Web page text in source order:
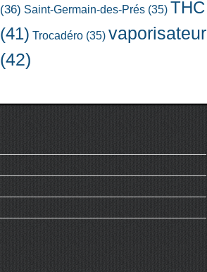
(36) Saint-Germain-des-Prés (35) THC
(41) Trocadéro (35) vaporisateur
(42)